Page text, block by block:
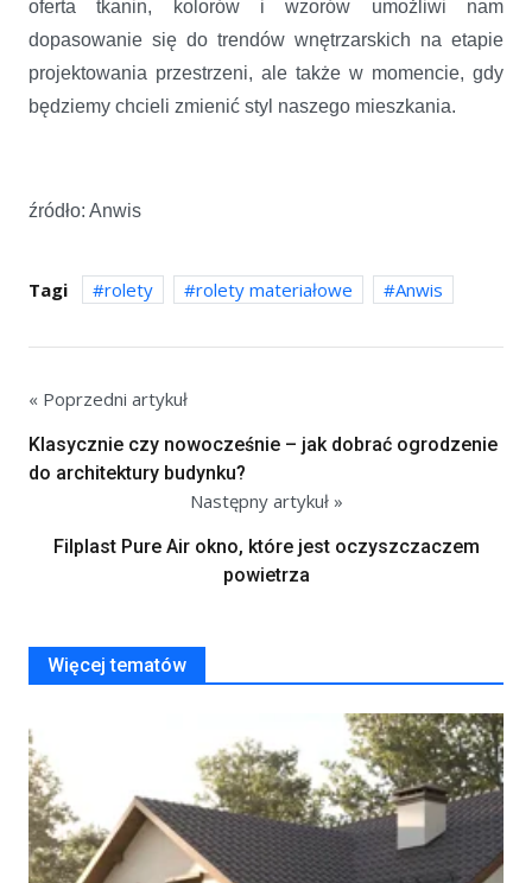
oferta tkanin, kolorów i wzorów umożliwi nam
dopasowanie się do trendów wnętrzarskich na etapie
projektowania przestrzeni, ale także w momencie, gdy
będziemy chcieli zmienić styl naszego mieszkania.
źródło: Anwis
Tagi rolety rolety materiałowe Anwis
« Poprzedni artykuł
Klasycznie czy nowocześnie – jak dobrać ogrodzenie
do architektury budynku?
Następny artykuł »
Filplast Pure Air okno, które jest oczyszczaczem
powietrza
Więcej tematów